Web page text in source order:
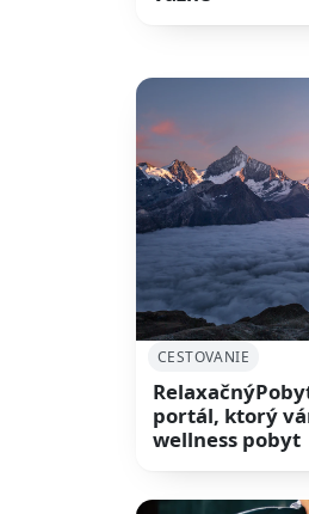
CESTOVANIE
portál, ktorý
wellness pobyt